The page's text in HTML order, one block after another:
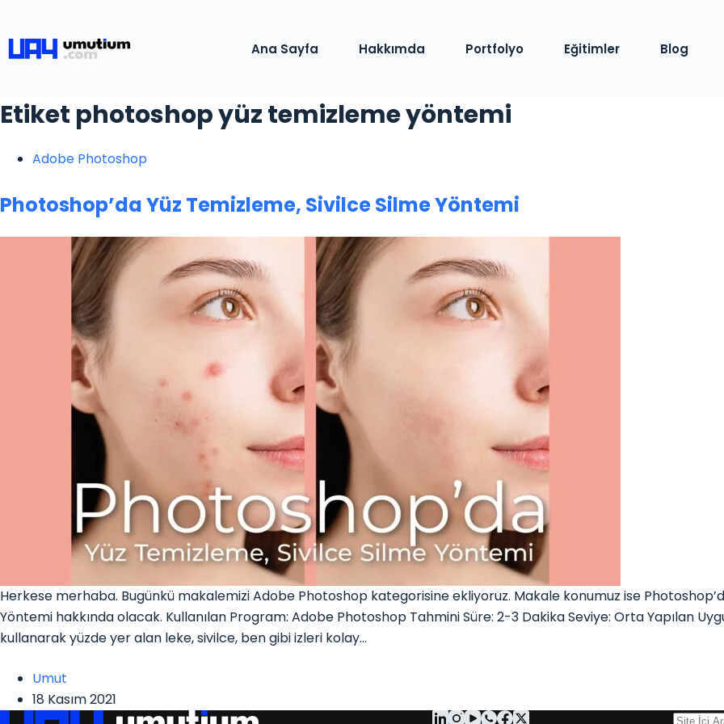
Ana Sayfa Hakkımda Portfolyo Eğitimler Blog
Etiket photoshop yüz temizleme yöntemi
Adobe Photoshop
Photoshop’da Yüz Temizleme, Sivilce Silme Yöntemi
Herkese merhaba. Bugünkü makalemizi Adobe Photoshop kategorisine ekliyoruz. Makale konumuz ise
Yöntemi hakkında olacak. Kullanılan Program: Adobe Photoshop Tahmini Süre: 2-3 Dakika Seviye: Orta Yapılan
kullanarak yüzde yer alan leke, sivilce, ben gibi izleri kolay…
Umut
18 Kasım 2021